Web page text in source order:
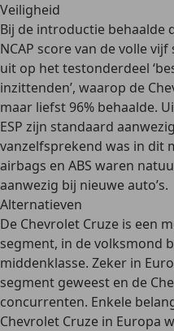
Veiligheid
Bij de introductie behaalde
NCAP score van devolle vijf
uit op het testonderdeel
inzittenden’, waarop de
maar liefst 96% behaalde.
ESP zijn standaard aanwezig
vanzelfsprekend was in dit
airbags en ABS waren
aanwezig bij nieuwe auto’s.
Alternatieven
De Chevrolet Cruze is een
segment, in de volksmond
middenklasse. Zeker in
segment geweest en de
concurrenten. Enkele
Chevrolet Cruze in Europa